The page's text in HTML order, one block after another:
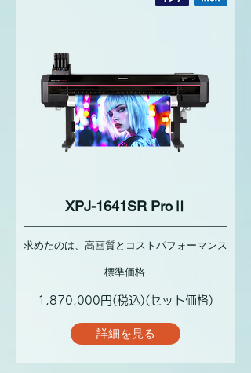
XPJ-1641SR ProⅡ
求めたのは、高画質とコストパフォーマンス
標準価格
1,870,000円(税込)(セット価格)
詳細を見る